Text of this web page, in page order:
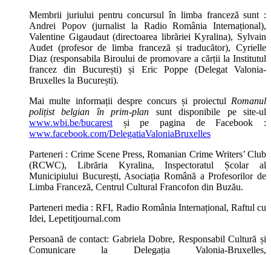
Membrii juriului pentru concursul în limba franceză sunt :
Andrei Popov (jurnalist la Radio România Internațional),
Valentine Gigaudaut (directoarea librăriei Kyralina), Sylvain
Audet (profesor de limba franceză și traducător), Cyrielle
Diaz (responsabila Biroului de promovare a cărții la Institutul
francez din București) și Eric Poppe (Delegat Valonia-
Bruxelles la București).
Mai multe informații despre concurs și proiectul Romanul
polițist belgian în prim-plan sunt disponibile pe site-ul
www.wbi.be/bucarest și pe pagina de Facebook :
www.facebook.com/DelegatiaValoniaBruxelles
Parteneri : Crime Scene Press, Romanian Crime Writers’ Club
(RCWC), Librăria Kyralina, Inspectoratul Școlar al
Municipiului București, Asociația Română a Profesorilor de
Limba Franceză, Centrul Cultural Francofon din Buzău.
Parteneri media : RFI, Radio România Internațional, Raftul cu
Idei, Lepetitjournal.com
Persoană de contact: Gabriela Dobre, Responsabil Cultură și
Comunicare la Delegația Valonia-Bruxelles,